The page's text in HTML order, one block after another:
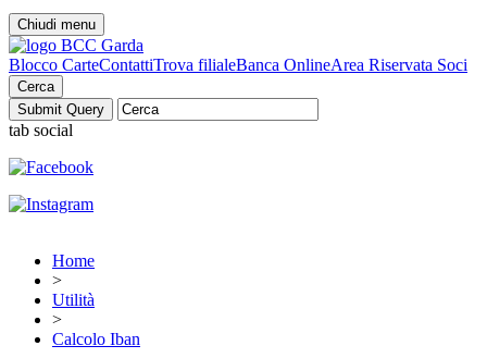
Chiudi menu
Blocco CarteContattiTrova filialeBanca OnlineArea Riservata Soci
Cerca
tab social
Home
>
Utilità
>
Calcolo Iban